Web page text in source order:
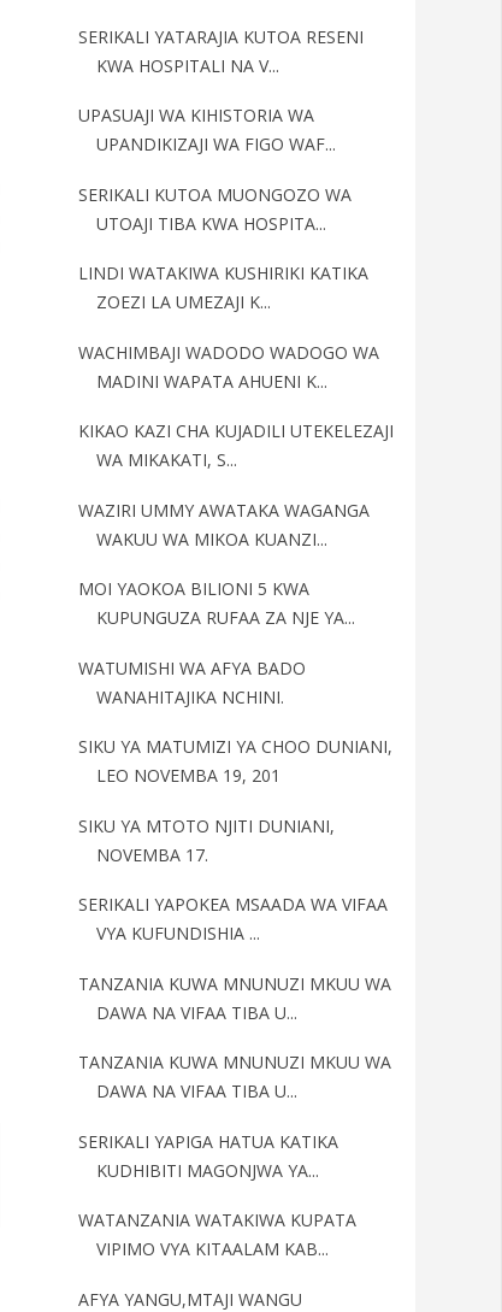
SERIKALI YATARAJIA KUTOA RESENI
KWA HOSPITALI NA V...
UPASUAJI WA KIHISTORIA WA
UPANDIKIZAJI WA FIGO WAF...
SERIKALI KUTOA MUONGOZO WA
UTOAJI TIBA KWA HOSPITA...
LINDI WATAKIWA KUSHIRIKI KATIKA
ZOEZI LA UMEZAJI K...
WACHIMBAJI WADODO WADOGO WA
MADINI WAPATA AHUENI K...
KIKAO KAZI CHA KUJADILI UTEKELEZAJI
WA MIKAKATI, S...
WAZIRI UMMY AWATAKA WAGANGA
WAKUU WA MIKOA KUANZI...
MOI YAOKOA BILIONI 5 KWA
KUPUNGUZA RUFAA ZA NJE YA...
WATUMISHI WA AFYA BADO
WANAHITAJIKA NCHINI.
SIKU YA MATUMIZI YA CHOO DUNIANI,
LEO NOVEMBA 19, 201
SIKU YA MTOTO NJITI DUNIANI,
NOVEMBA 17.
SERIKALI YAPOKEA MSAADA WA VIFAA
VYA KUFUNDISHIA ...
TANZANIA KUWA MNUNUZI MKUU WA
DAWA NA VIFAA TIBA U...
TANZANIA KUWA MNUNUZI MKUU WA
DAWA NA VIFAA TIBA U...
SERIKALI YAPIGA HATUA KATIKA
KUDHIBITI MAGONJWA YA...
WATANZANIA WATAKIWA KUPATA
VIPIMO VYA KITAALAM KAB...
AFYA YANGU,MTAJI WANGU